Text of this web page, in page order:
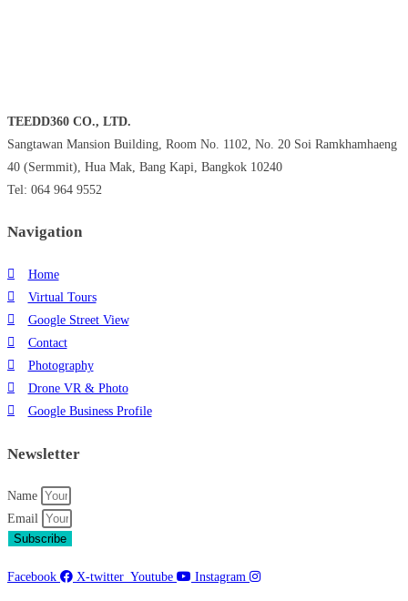
TEEDD360 CO., LTD.
Sangtawan Mansion Building, Room No. 1102, No. 20 Soi Ramkhamhaeng
40 (Sermmit), Hua Mak, Bang Kapi, Bangkok 10240
Tel: 064 964 9552
Navigation
Home
Virtual Tours
Google Street View
Contact
Photography
Drone VR & Photo
Google Business Profile
Newsletter
Name
Email
Subscribe
Facebook X-twitter Youtube Instagram